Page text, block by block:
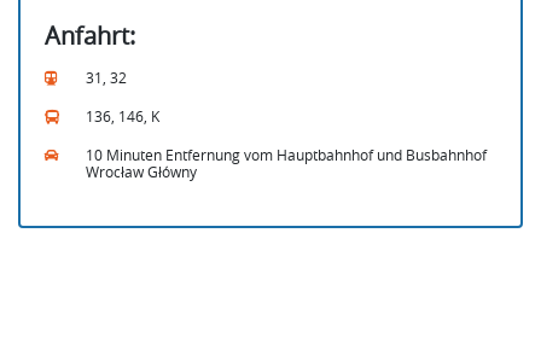
Anfahrt:
31, 32
136, 146, K
10 Minuten Entfernung vom Hauptbahnhof und Busbahnhof
Wrocław Główny